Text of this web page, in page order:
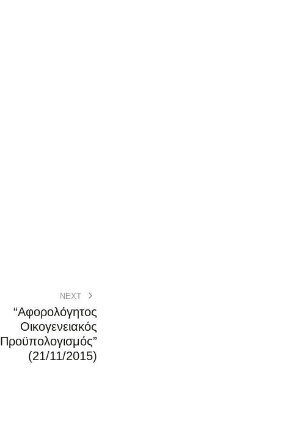
NEXT
“Αφορολόγητος
Οικογενειακός
Προϋπολογισμός”
(21/11/2015)